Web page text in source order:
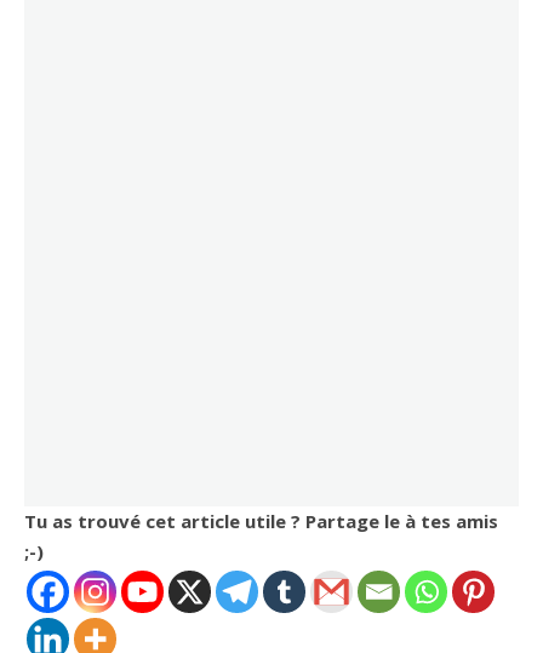
Tu as trouvé cet article utile ? Partage le à tes amis
;-)